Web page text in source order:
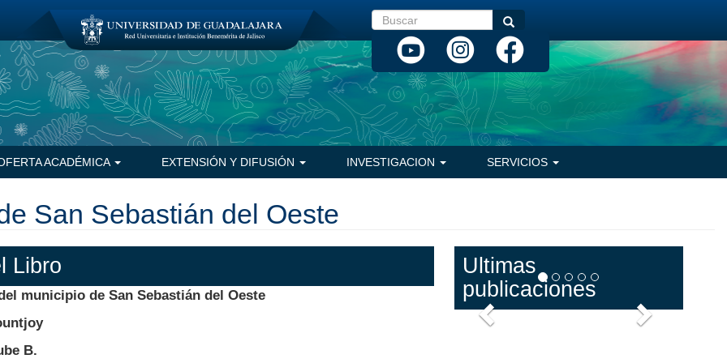
Buscar Buscar
ACADÉMICA EXTENSIÓN Y DIFUSIÓN INVESTIGACION SERVICIOS
San Sebastián del Oeste
Libro
municipio de San Sebastián del Oeste
B.
Ultimas
publicaciones
Anterior Siguiente